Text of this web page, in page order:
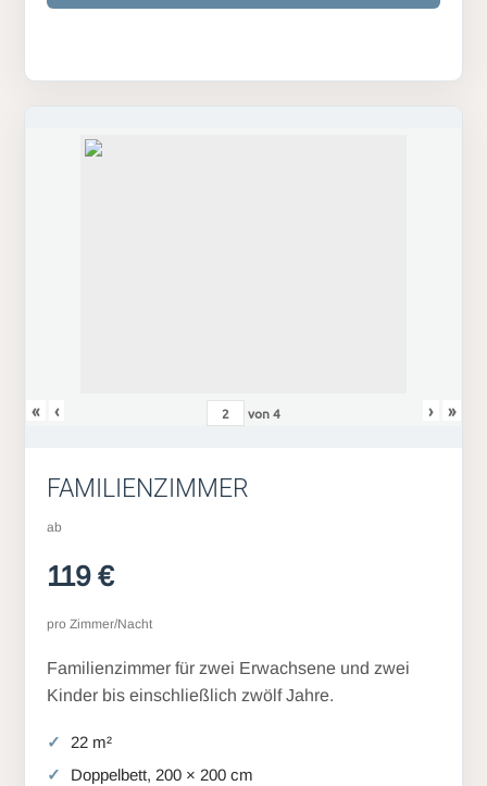
« ‹ von4 › »
FAMILIENZIMMER
ab
119 €
pro Zimmer/Nacht
Familienzimmer für zwei Erwachsene und zwei
Kinder bis einschließlich zwölf Jahre.
22 m²
Doppelbett, 200 × 200 cm